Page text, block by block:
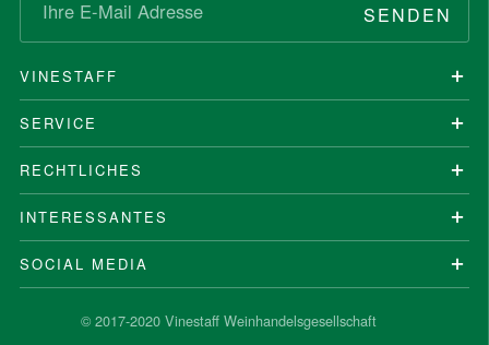
SENDEN
VINESTAFF
SERVICE
RECHTLICHES
INTERESSANTES
SOCIAL MEDIA
© 2017-2020 Vinestaff Weinhandelsgesellschaft